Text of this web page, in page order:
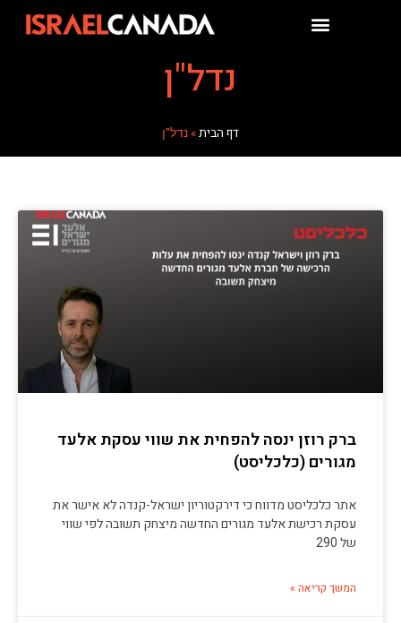
נדל"ן
דף הבית»נדל"ן
ברק רוזן ינסה להפחית את שווי עסקת אלעד
מגורים (כלכליסט)
אתר כלכליסט מדווח כי דירקטוריון ישראל-קנדה לא אישר את
עסקת רכישת אלעד מגורים החדשה מיצחק תשובה לפי שווי
של 290
המשך קריאה »